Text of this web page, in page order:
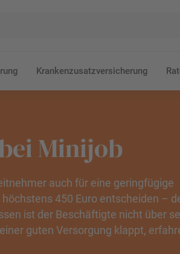
Krankenzusatzversicherung
Minijob
auch für eine geringfügige
450 Euro entscheiden –
ist der Beschäftigte nicht über
guten Versorgung klappt,